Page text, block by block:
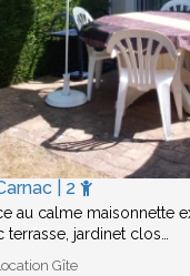
| 2
au calme maisonnette
jardinet clos…
Gîte